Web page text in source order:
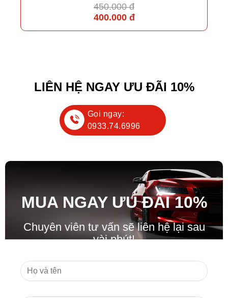
450.000 đ
400.000 đ
LIÊN HỆ NGAY ƯU ĐÃI 10%
Gọi ngay:
0933.74.6996
MUA NGAY ƯU ĐÃI10%
Chuyên viên tư vấn sẽ liên hệ lại sau
vài phút!